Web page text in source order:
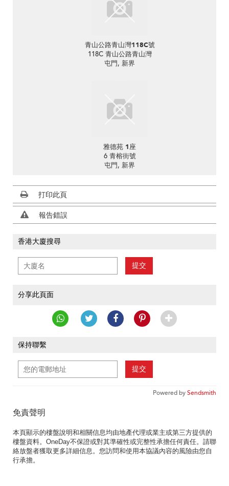
青山公路青山灣118C號
118C 青山公路青山灣
屯門, 新界
雅德苑 1座
6 青榕街號
屯門, 新界
打印此頁
報告錯誤
香港大廈搜尋
提交
分享此頁面
保持聯繫
提交
Powered bySendsmith
免責聲明
本頁顯示的樓盤說明和相關信息均由地產代理或業主或第三方提供的
樓盤資料。OneDay不保證或對其準確性或完整性承擔任何責任。請聯
絡放盤者獲取更多詳細信息。您訪問和使用本協議內容的風險由您自
行承擔。